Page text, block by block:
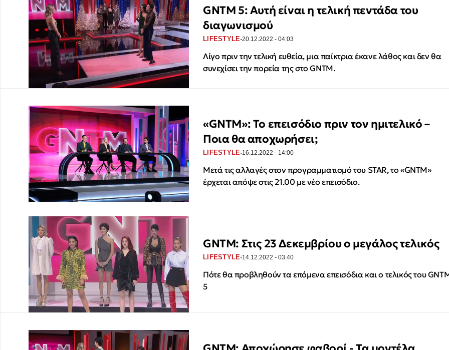
GNTM 5: Αυτή είναι η τελική πεντάδα του
διαγωνισμού
LIFESTYLE·20.12.2022 - 04:03
Λίγο πριν την τελική ευθεία, μια παίκτρια έκανε λάθος και δεν θα
συνεχίσει την πορεία της στο GNTM.
«GNTM»: Το επεισόδιο πριν τον ημιτελικό –
Ποια θα αποχωρήσει;
LIFESTYLE·16.12.2022 - 14:00
Μετά τις αλλαγές στον προγραμματισμό του STAR, το «GNTM»
έρχεται απόψε στις 21.00 με νέο επεισόδιο.
GNTM: Στις 23 Δεκεμβρίου ο μεγάλος τελικός
LIFESTYLE·14.12.2022 - 03:40
Πότε θα προβληθούν τα επόμενα επεισόδια και ο τελικός του
5